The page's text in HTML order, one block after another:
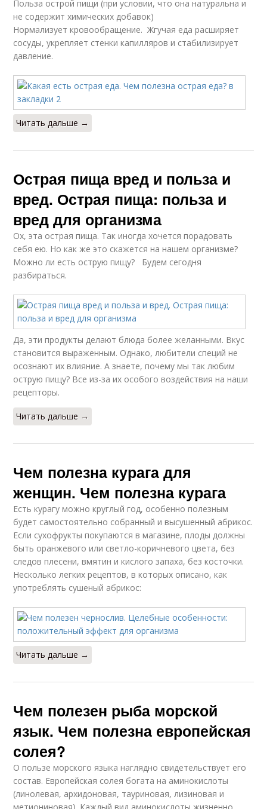
Польза острой пищи (при условии, что она натуральна и
не содержит химических добавок)
Нормализует кровообращение. Жгучая еда расширяет
сосуды, укрепляет стенки капилляров и стабилизирует
давление.
Читать дальше →
Острая пища вред и польза и
вред. Острая пища: польза и
вред для организма
Ох, эта острая пища. Так иногда хочется порадовать
себя ею. Но как же это скажется на нашем организме?
Можно ли есть острую пищу? Будем сегодня
разбираться.
Да, эти продукты делают блюда более желанными. Вкус
становится выраженным. Однако, любители специй не
осознают их влияние. А знаете, почему мы так любим
острую пищу? Все из-за их особого воздействия на наши
рецепторы.
Читать дальше →
Чем полезна курага для
женщин. Чем полезна курага
Есть курагу можно круглый год, особенно полезным
будет самостоятельно собранный и высушенный абрикос.
Если сухофрукты покупаются в магазине, плоды должны
быть оранжевого или светло-коричневого цвета, без
следов плесени, вмятин и кислого запаха, без косточки.
Несколько легких рецептов, в которых описано, как
употреблять сушеный абрикос:
Читать дальше →
Чем полезен рыба морской
язык. Чем полезна европейская
солея?
О пользе морского языка наглядно свидетельствует его
состав. Европейская солея богата на аминокислоты
(линолевая, архидоновая, тауриновая, лизиновая и